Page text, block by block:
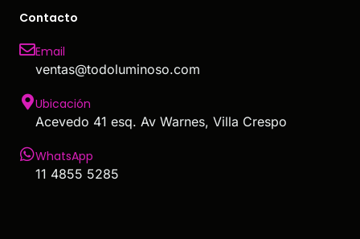
Contacto
Email
ventas@todoluminoso.com
Ubicación
Acevedo 41 esq. Av Warnes, Villa Crespo
WhatsApp
11 4855 5285